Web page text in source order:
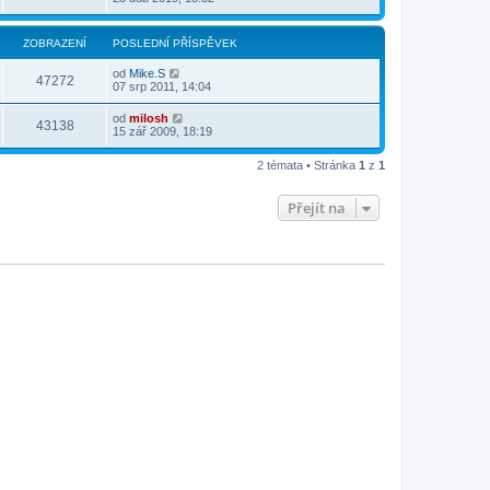
ZOBRAZENÍ POSLEDNÍ PŘÍSPĚVEK
47272 od Mike.S
07 srp 2011, 14:04
43138 od milosh
15 zář 2009, 18:19
2 témata • Stránka 1 z 1
Přejít na